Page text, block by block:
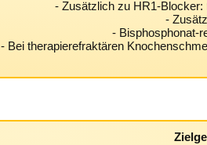
- Zusätzlich zu HR1-Blocker:
-
- Bisphosphonat-
- Bei therapierefraktären